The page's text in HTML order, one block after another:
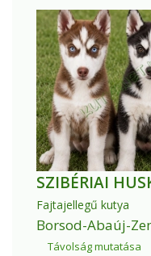
SZIBÉRIAI
Fajtajellegű kutya
Borsod-Abaúj-
Távolság mutatása